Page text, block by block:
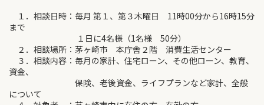
１．相談日時：毎月 第１、第３木曜日 11時00分から16時15分
まで
１日に4名様（1名様 50分）
２．相談場所：茅ヶ崎市 本庁舎２階 消費生活センター
３．相談内容：毎月の家計、住宅ローン、その他ローン、教育、
資金、
保険、老後資金、ライフプランなど家計、全般
について